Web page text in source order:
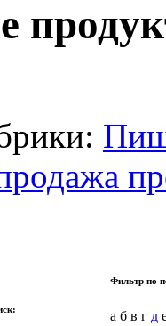
Фильтр по
а б в г д